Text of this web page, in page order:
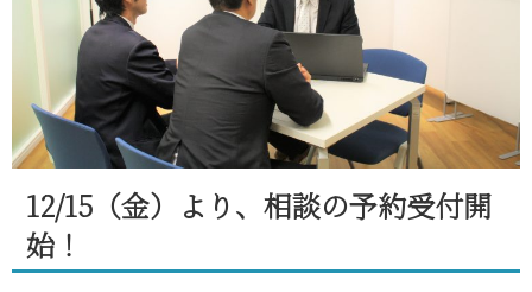
12/15（金）より、相談の予約受付開
始！